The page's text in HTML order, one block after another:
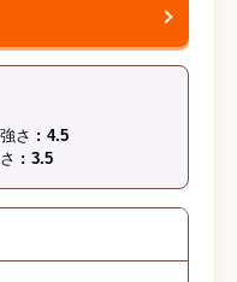
さ
4.5
3.5